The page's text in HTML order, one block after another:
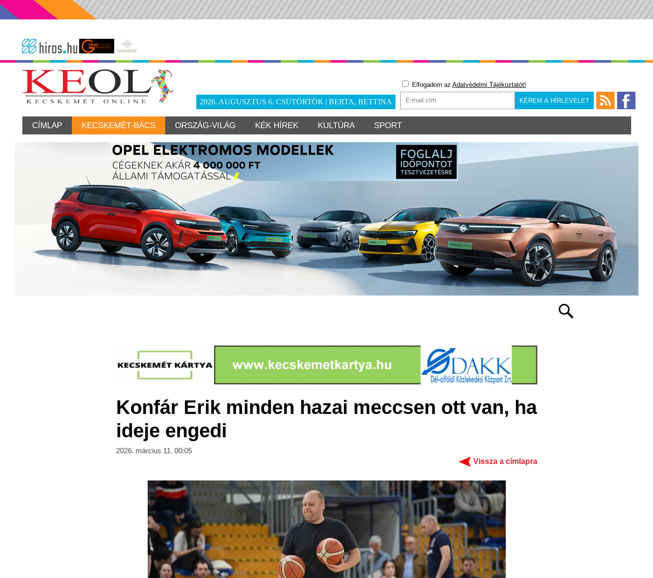
2026. AUGUSZTUS 6. CSÜTÖRTÖK | BERTA, BETTINA
Elfogadom az Adatvédelmi Tájékoztatót!
CÍMLAP KECSKEMÉT-BÁCS ORSZÁG-VILÁG KÉK HÍREK KULTÚRA SPORT
Konfár Erik minden hazai meccsen ott van, ha
ideje engedi
2026. március 11. 00:05
Vissza a címlapra